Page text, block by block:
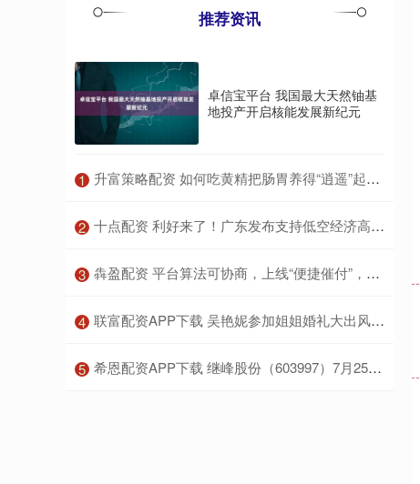
推荐资讯
卓信宝平台 我国最大天然铀基
地投产开启核能发展新纪元
1 ​升富策略配资 如何吃黄精把肠胃养得“逍遥”起来？
2 ​十点配资 利好来了！广东发布支持低空经济高质量发展若干措施
3 ​犇盈配资 平台算法可协商，上线“便捷催付”，全市首份同城货运司机协商恳谈纪要在长宁诞生
4 ​联富配资APP下载 吴艳妮参加姐姐婚礼大出风头，忍不住哽咽大哭，令人感慨
5 ​希恩配资APP下载 继峰股份（603997）7月25日主力资金净买入350.60万元